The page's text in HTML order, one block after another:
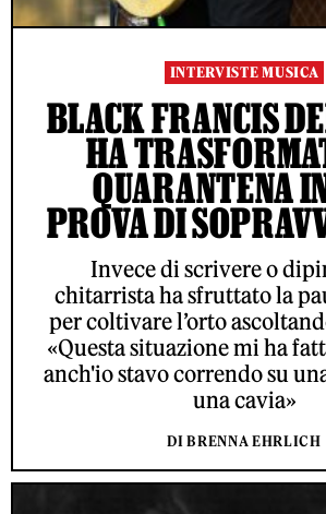
INTERVISTE MUSICA
BLACK FRANCIS
HA
QUARANTENA
PROVA DI
Invece di scrivere o
chitarrista ha sfruttato la
per coltivare l’orto
«Questa situazione mi ha
anch'io stavo correndo su
una cavia»
DI BRENNA EHRLICH